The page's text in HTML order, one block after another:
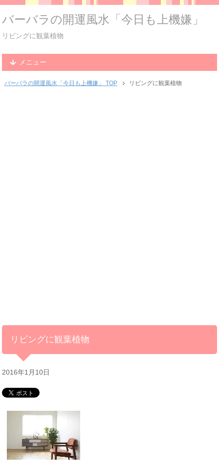
バーバラの開運風水「今日も上機嫌」
リビングに観葉植物
メニュー
バーバラの開運風水「今日も上機嫌」 TOP リビングに観葉植物
リビングに観葉植物
2016年1月10日